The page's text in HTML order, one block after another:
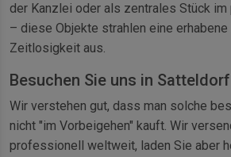
der Kanzlei oder als zentrales Stück im
– diese Objekte strahlen eine erhabene
Zeitlosigkeit aus.
Besuchen Sie uns in Satteldorf
Wir verstehen gut, dass man solche
nicht "im Vorbeigehen" kauft. Wir
professionell weltweit, laden Sie aber